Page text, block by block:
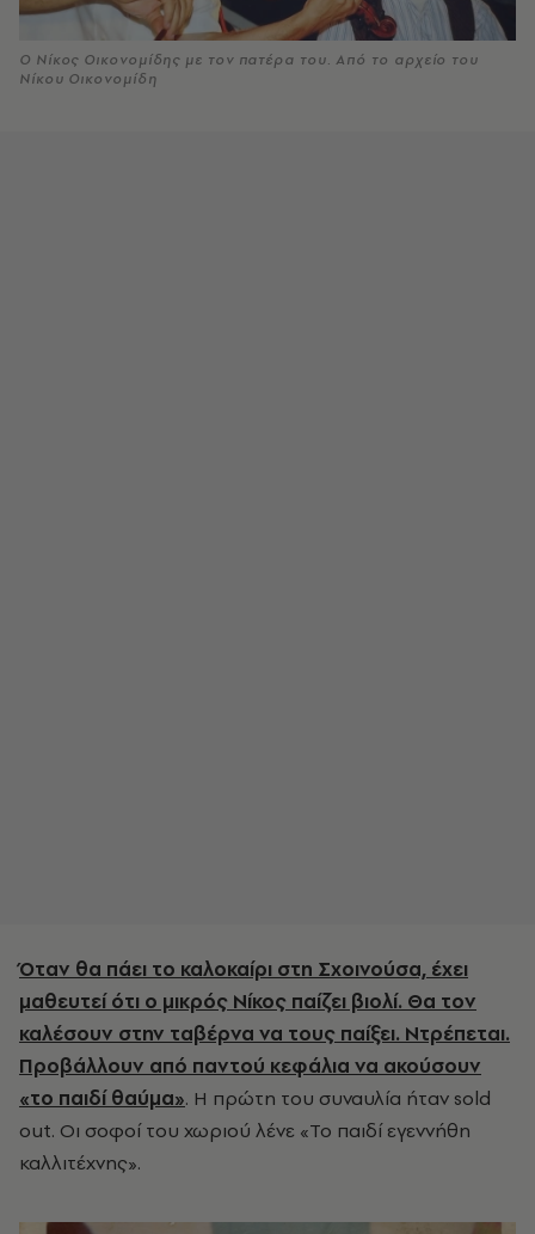
Ο Νίκος Οικονομίδης με τον πατέρα του. Από το αρχείο του
Νίκου Οικονομίδη
Όταν θα πάει το καλοκαίρι στη Σχοινούσα, έχει
μαθευτεί ότι ο μικρός Νίκος παίζει βιολί. Θα τον
καλέσουν στην ταβέρνα να τους παίξει. Ντρέπεται.
Προβάλλουν από παντού κεφάλια να ακούσουν
«το παιδί θαύμα». Η πρώτη του συναυλία ήταν sold
out. Οι σοφοί του χωριού λένε «Το παιδί εγεννήθη
καλλιτέχνης».